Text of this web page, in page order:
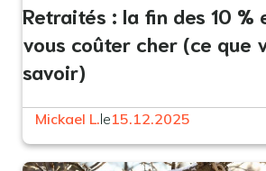
Retraités : la fin des 10
vous coûter cher (ce que
savoir)
Mickael L.le15.12.2025